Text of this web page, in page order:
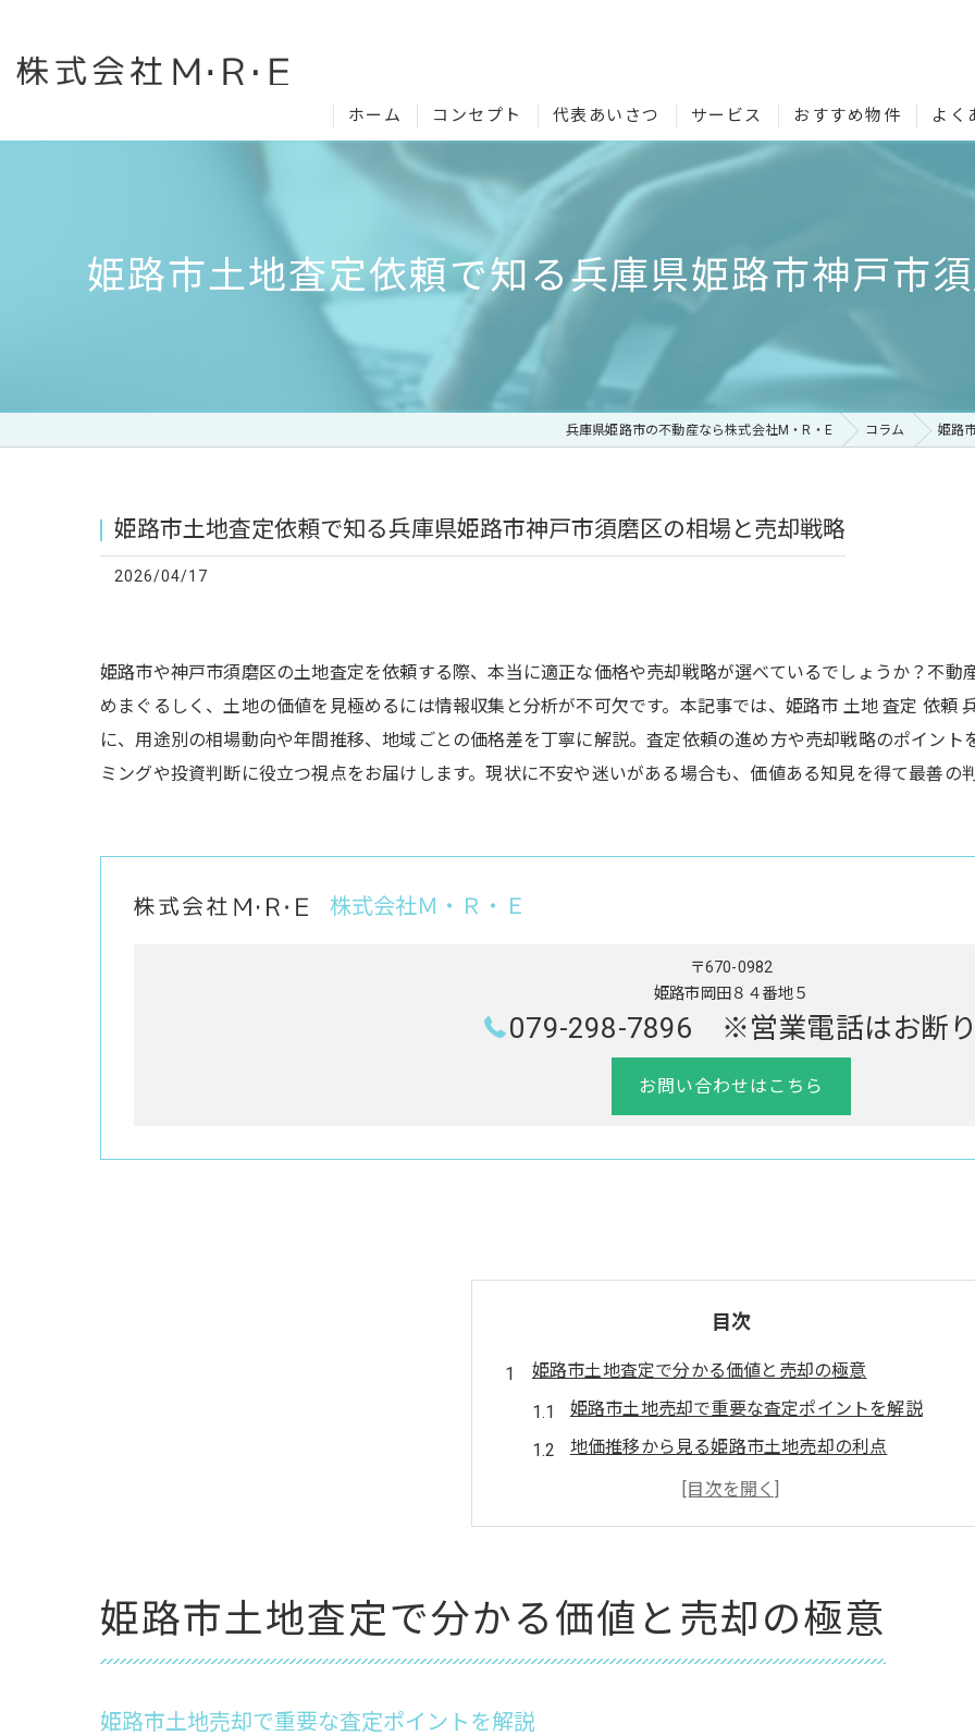
ホーム コンセプト 代表あいさつ サービス おすすめ物件 よく
姫路市土地査定依頼で知る兵庫県姫路市神戸市
兵庫県姫路市の不動産なら株式会社M・R・E コラム 姫路
姫路市土地査定依頼で知る兵庫県姫路市神戸市須磨区の相場と売却戦略
2026/04/17
姫路市や神戸市須磨区の土地査定を依頼する際、本当に適正な価格や売却戦略が選べているでしょうか？不
めまぐるしく、土地の価値を見極めるには情報収集と分析が不可欠です。本記事では、姫路市 土地 査定 依頼
に、用途別の相場動向や年間推移、地域ごとの価格差を丁寧に解説。査定依頼の進め方や売却戦略のポイン
ミングや投資判断に役立つ視点をお届けします。現状に不安や迷いがある場合も、価値ある知見を得て最善の
株式会社Ｍ・Ｒ・Ｅ
〒670-0982
姫路市岡田８４番地５
079-298-7896 ※営業電話はお断
お問い合わせはこちら
目次
姫路市土地査定で分かる価値と売却の極意
姫路市土地売却で重要な査定ポイントを解説
地価推移から見る姫路市土地売却の利点
姫路市土地売却で知るべき市場動向の特徴
最新相場が示す姫路市土地売却の可能性
土地売却のタイミングを姫路市で見極めるには
姫路市土地売却に最適な時期を判断する方法
姫路市土地査定で分かる価値と売却の極意
姫路市土地売却で重要な査定ポイントを解説